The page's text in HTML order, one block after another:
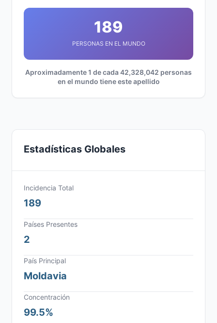
189
PERSONAS EN EL MUNDO
Aproximadamente 1 de cada 42,328,042 personas
en el mundo tiene este apellido
Estadísticas Globales
Incidencia Total
189
Países Presentes
2
País Principal
Moldavia
Concentración
99.5%